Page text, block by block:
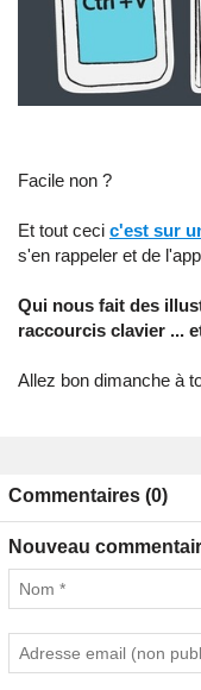
Facile non ?
Et tout ceci c'est sur
s'en rappeler et de
Qui nous fait des
raccourcis clavier ...
Allez bon dimanche à
Commentaires (0)
Nouveau